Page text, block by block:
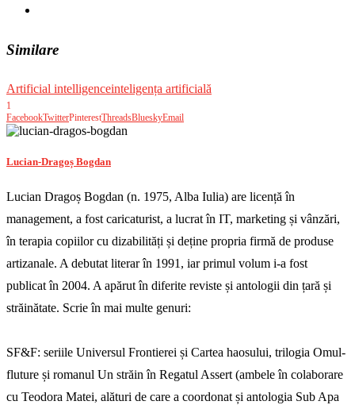
Similare
Artificial intelligenceinteligența artificială
1
FacebookTwitterPinterestThreadsBlueskyEmail
Lucian-Dragoș Bogdan
Lucian Dragoș Bogdan (n. 1975, Alba Iulia) are licență în
management, a fost caricaturist, a lucrat în IT, marketing și vânzări,
în terapia copiilor cu dizabilități și deține propria firmă de produse
artizanale. A debutat literar în 1991, iar primul volum i-a fost
publicat în 2004. A apărut în diferite reviste și antologii din țară și
străinătate. Scrie în mai multe genuri:
SF&F: seriile Universul Frontierei și Cartea haosului, trilogia Omul-
fluture și romanul Un străin în Regatul Assert (ambele în colaborare
cu Teodora Matei, alături de care a coordonat și antologia Sub Apa